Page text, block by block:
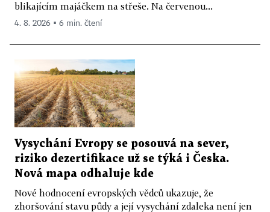
blikajícím majáčkem na střeše. Na červenou...
4. 8. 2026 ▪ 6 min. čtení
Vysychání Evropy se posouvá na sever,
riziko dezertifikace už se týká i Česka.
Nová mapa odhaluje kde
Nové hodnocení evropských vědců ukazuje, že
zhoršování stavu půdy a její vysychání zdaleka není jen